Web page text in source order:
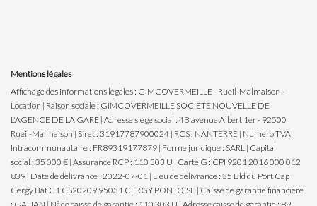
Mentions légales
Affichage des informations légales : GIMCOVERMEILLE - Rueil-Malmaison -
Location | Raison sociale : GIMCOVERMEILLE SOCIETE NOUVELLE DE
L'AGENCE DE LA GARE | Adresse siège social : 4B avenue Albert 1er - 92500
Rueil-Malmaison | Siret : 31917787900024 | RCS : NANTERRE | Numero TVA
Intracommunautaire : FR89319177879 | Forme juridique : SARL | Capital
social : 35 000 € | Assurance RCP : 110 303 U | Carte G : CPI 9201 2016 000 012
839 | Date de délivrance : 2022-07-01 | Lieu de délivrance : 35 Bld du Port Cap
Cergy Bât C1 CS20209 95031 CERGY PONTOISE | Caisse de garantie financière